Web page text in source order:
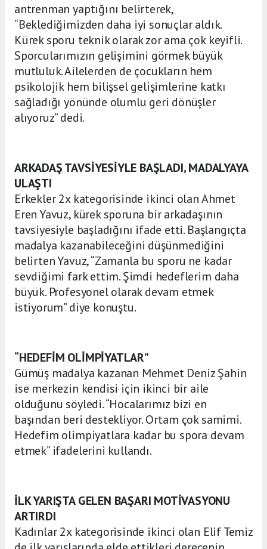
antrenman yaptığını belirterek,
“Beklediğimizden daha iyi sonuçlar aldık.
Kürek sporu teknik olarak zor ama çok keyifli.
Sporcularımızın gelişimini görmek büyük
mutluluk. Ailelerden de çocukların hem
psikolojik hem bilişsel gelişimlerine katkı
sağladığı yönünde olumlu geri dönüşler
alıyoruz” dedi.
ARKADAŞ TAVSİYESİYLE BAŞLADI, MADALYAYA
ULAŞTI
Erkekler 2x kategorisinde ikinci olan Ahmet
Eren Yavuz, kürek sporuna bir arkadaşının
tavsiyesiyle başladığını ifade etti. Başlangıçta
madalya kazanabileceğini düşünmediğini
belirten Yavuz, “Zamanla bu sporu ne kadar
sevdiğimi fark ettim. Şimdi hedeflerim daha
büyük. Profesyonel olarak devam etmek
istiyorum” diye konuştu.
“HEDEFİM OLİMPİYATLAR”
Gümüş madalya kazanan Mehmet Deniz Şahin
ise merkezin kendisi için ikinci bir aile
olduğunu söyledi. “Hocalarımız bizi en
başından beri destekliyor. Ortam çok samimi.
Hedefim olimpiyatlara kadar bu spora devam
etmek” ifadelerini kullandı.
İLK YARIŞTA GELEN BAŞARI MOTİVASYONU
ARTIRDI
Kadınlar 2x kategorisinde ikinci olan Elif Temiz